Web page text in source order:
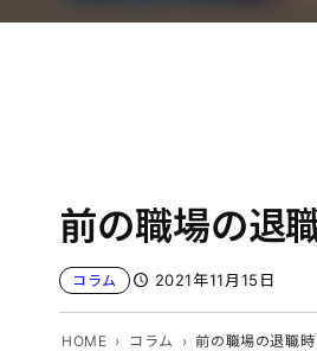
前の職場の退
コラム 2021年11月15日
HOME コラム 前の職場の退職時